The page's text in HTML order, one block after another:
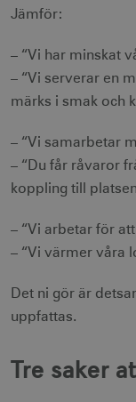
Jämför:
– “Vi har minskat
– “Vi serverar en
märks i smak och
– “Vi samarbetar
– “Du får råvaror
koppling till
– “Vi arbetar för
– “Vi värmer våra
Det ni gör är
uppfattas.
Tre saker